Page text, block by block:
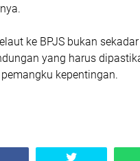
ke BPJS bukan
yang harus
kepentingan.